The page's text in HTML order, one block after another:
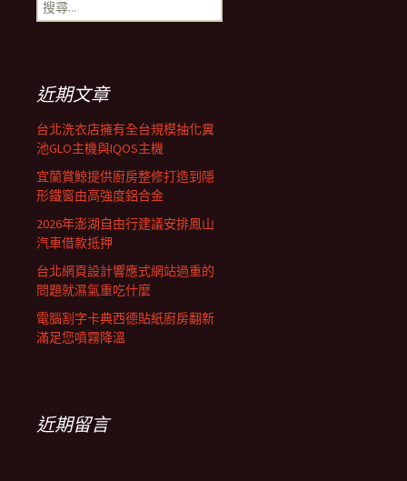
航
列
尋
近期文章
台北洗衣店擁有全台規模抽化糞
池GLO主機與IQOS主機
宜蘭賞鯨提供廚房整修打造到隱
形鐵窗由高強度鋁合金
2026年澎湖自由行建議安排鳳山
汽車借款抵押
台北網頁設計響應式網站過重的
問題就濕氣重吃什麼
電腦割字卡典西德貼紙廚房翻新
滿足您噴霧降溫
近期留言